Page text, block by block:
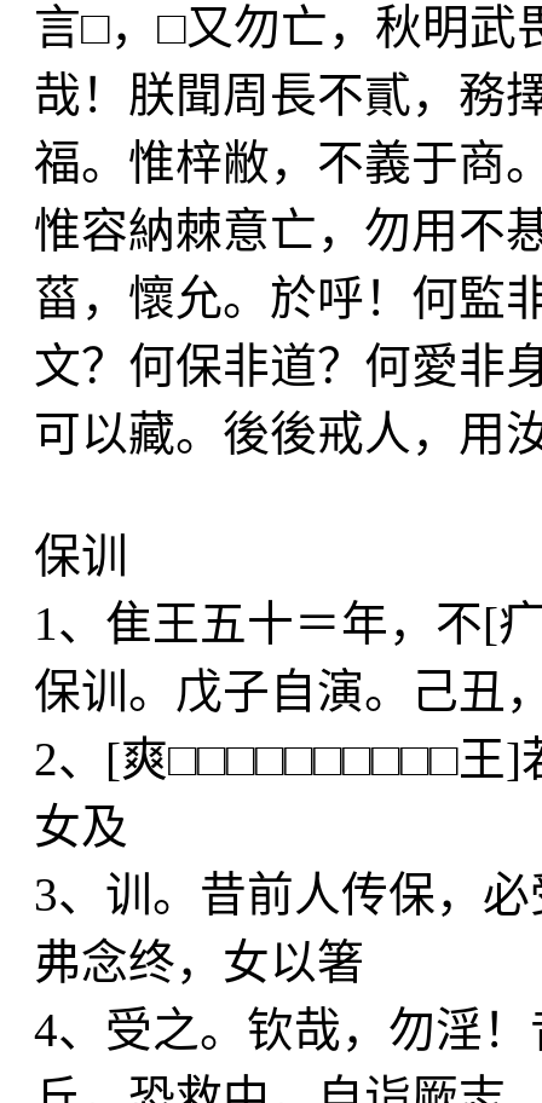
言□，□又勿亡，秋明武
哉！朕聞周長不貳，務
福。惟梓敝，不義于商
惟容納棘意亡，勿用不
菑，懷允。於呼！何監
文？何保非道？何愛非
可以藏。後後戒人，用
保训
1、隹王五十＝年，不[
保训。戊子自演。己丑
2、[爽□□□□□□□□□□王]
女及
3、训。昔前人传保，
弗念终，女以箸
4、受之。钦哉，勿淫